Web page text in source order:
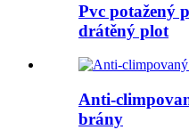
Pvc potažený
drátěný plot
Anti-
brány